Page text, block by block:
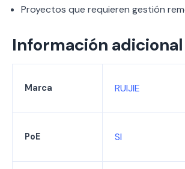
Proyectos que requieren gestión
Información adicional
Marca RUIJIE
PoE SI